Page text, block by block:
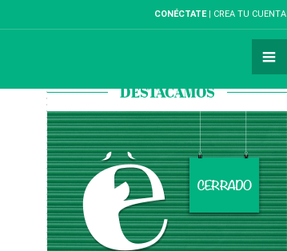
CONÉCTATE CREA TU CUENTA
DESTACAMOS